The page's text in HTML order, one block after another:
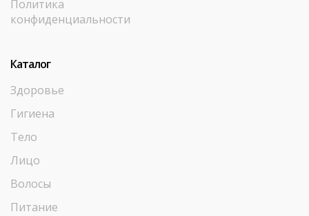
Политика
конфиденциальности
Каталог
Здоровье
Гигиена
Тело
Лицо
Волосы
Питание